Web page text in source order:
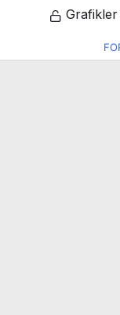
Grafikler